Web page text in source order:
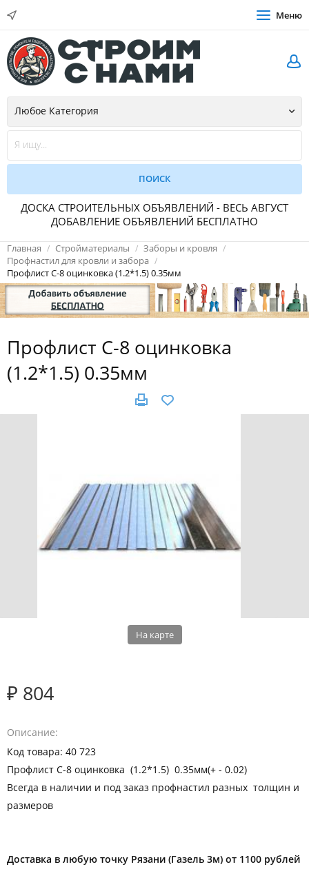
Меню
ДОСКА СТРОИТЕЛЬНЫХ ОБЪЯВЛЕНИЙ - ВЕСЬ АВГУСТ
ДОБАВЛЕНИЕ ОБЪЯВЛЕНИЙ БЕСПЛАТНО
Главная Стройматериалы
Заборы и кровля
Профнастил для кровли и забора
Профлист С-8 оцинковка (1.2*1.5) 0.35мм
Профлист С-8 оцинковка
(1.2*1.5) 0.35мм
На карте
₽ 804
Описание
Код товара: 40 723
Профлист С-8 оцинковка (1.2*1.5) 0.35мм(+ - 0.02)
Всегда в наличии и под заказ профнастил разных толщин и
размеров
Доставка в любую точку Рязани (Газель 3м) от 1100 рублей